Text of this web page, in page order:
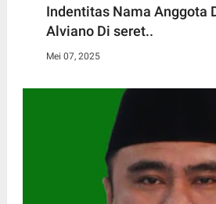
Indentitas Nama Anggota
Alviano Di seret..
Mei 07, 2025